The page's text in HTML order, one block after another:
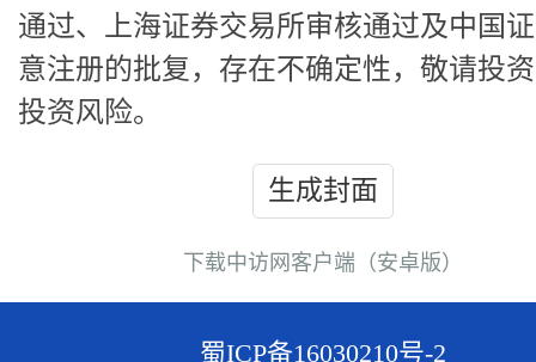
通过、上海证券交易所审核通过及中国
意注册的批复，存在不确定性，敬请投
投资风险。
生成封面
下载中访网客户端（安卓版）
蜀ICP备16030210号-2